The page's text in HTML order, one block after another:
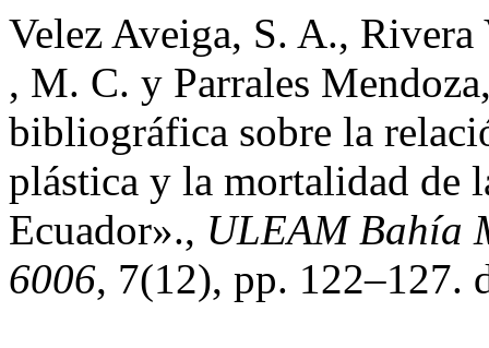
Velez Aveiga, S. A.,
, M. C. y Parrales
bibliográfica sobre la
plástica y la mortalidad de
Ecuador»., ULEAM Bahía
6006, 7(12), pp. 122–127.